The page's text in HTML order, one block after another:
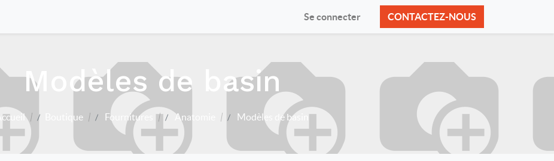
Se connecter CONTACTEZ-NOUS
Modèles de basin
Accueil Boutique Fournitures Anatomie Modèles de basin